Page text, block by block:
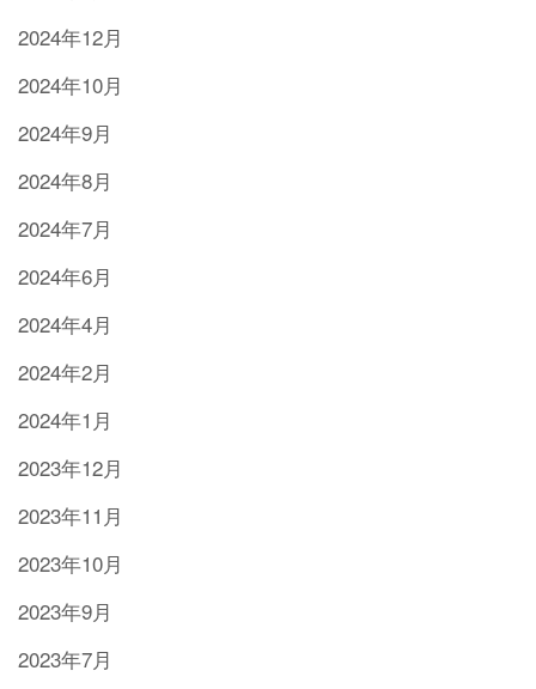
2024年12月
2024年10月
2024年9月
2024年8月
2024年7月
2024年6月
2024年4月
2024年2月
2024年1月
2023年12月
2023年11月
2023年10月
2023年9月
2023年7月